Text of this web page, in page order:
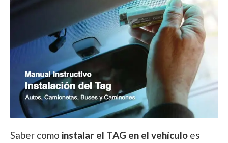
Saber como instalar el TAG en el vehículo es